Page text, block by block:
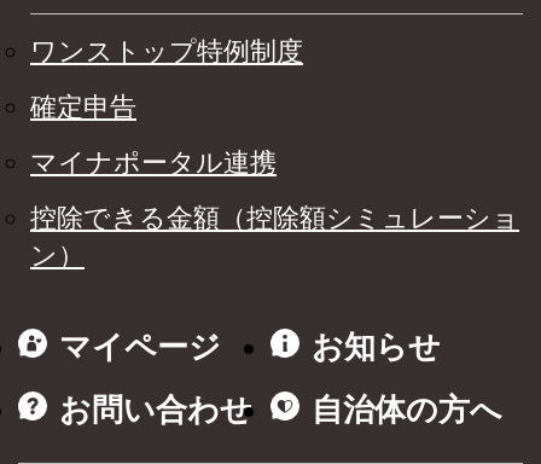
ワンストップ特例制度
確定申告
マイナポータル連携
控除できる金額（控除額シミュレーショ
ン）
マイページ
お知らせ
お問い合わせ
自治体の方へ